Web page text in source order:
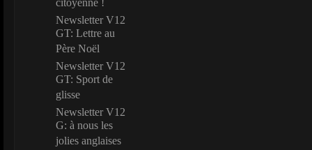
citoyenne !
Newsletter V12
GT: Lettre au
Père Noël
Newsletter V12
GT: Sport de
glisse
Newsletter V12
G: à nous les
jolies anglaises